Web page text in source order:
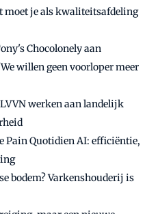
moet je als kwaliteitsafdeling
Chocolonely aan
willen geen voorloper meer
werken aan landelijk
Pain Quotidien AI: efficiëntie,
bodem? Varkenshouderij is